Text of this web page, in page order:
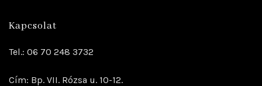
Kapcsolat
Tel.: 06 70 248 3732
Cím: Bp. VII. Rózsa u. 10-12.